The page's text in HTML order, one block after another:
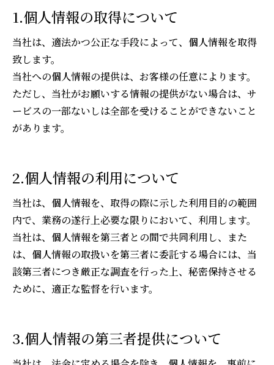
1.個人情報の取得について
当社は、適法かつ公正な手段によって、個人情報を取得
致します。
当社への個人情報の提供は、お客様の任意によります。
ただし、当社がお願いする情報の提供がない場合は、サ
ービスの一部ないしは全部を受けることができないこと
があります。
2.個人情報の利用について
当社は、個人情報を、取得の際に示した利用目的の範囲
内で、業務の遂行上必要な限りにおいて、利用します。
当社は、個人情報を第三者との間で共同利用し、また
は、個人情報の取扱いを第三者に委託する場合には、当
該第三者につき厳正な調査を行った上、秘密保持させる
ために、適正な監督を行います。
3.個人情報の第三者提供について